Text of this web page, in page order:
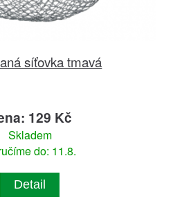
síťovka tmavá
129 Kč
Skladem
do: 11.8.
Detail